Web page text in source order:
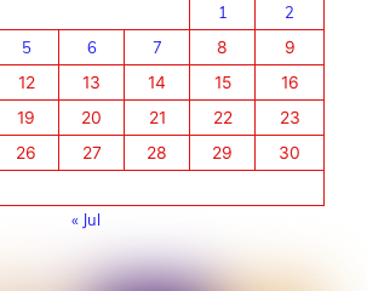
1
2
5 6 7 8
9
12 13 14 15
16
19 20 21 22
23
26 27 28 29
30
« Jul